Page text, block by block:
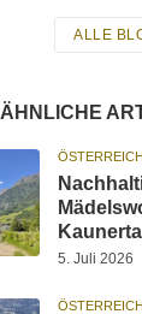
ALLE
ÄHNLICHE
ÖSTERREICH
5. Juli 2026
ÖSTERREICH